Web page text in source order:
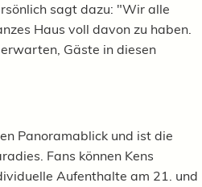
sagt dazu: "Wir alle
Haus voll davon zu haben.
Gäste in diesen
Panoramablick und ist die
Fans können Kens
Aufenthalte am 21. und